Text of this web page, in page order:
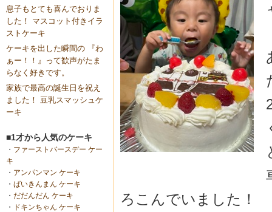
息子もとても喜んでおりま
した！ マスコット付きイラ
ストケーキ
ケーキを出した瞬間の 『わ
ぁー！！』って歓声がたま
らなく好きです。
家族で最高の誕生日を祝え
ました！ 豆乳スマッシュケ
ーキ
■1才から人気のケーキ
・ ファーストバースデー ケー
キ
・ アンパンマン ケーキ
・ ばいきんまん ケーキ
・ だだんだん ケーキ
・
ドキンちゃん ケーキ
ろこんでいました！